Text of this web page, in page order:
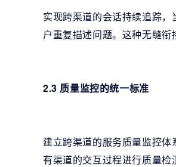
实现跨渠道的会话持续追踪
户重复描述问题。这种无缝衔
2.3 质量监控的统一标准
建立跨渠道的服务质量监控
有渠道的交互过程进行质量检